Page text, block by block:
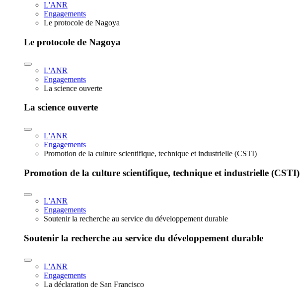
L'ANR
Engagements
Le protocole de Nagoya
Le protocole de Nagoya
L'ANR
Engagements
La science ouverte
La science ouverte
L'ANR
Engagements
Promotion de la culture scientifique, technique et industrielle (CSTI)
Promotion de la culture scientifique, technique et industrielle (CSTI)
L'ANR
Engagements
Soutenir la recherche au service du développement durable
Soutenir la recherche au service du développement durable
L'ANR
Engagements
La déclaration de San Francisco